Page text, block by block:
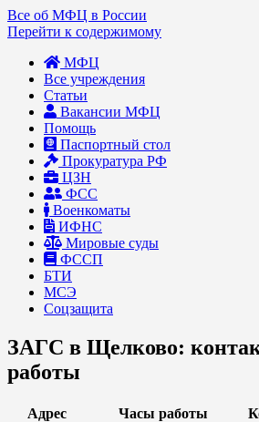
Все об МФЦ в России
Перейти к содержимому
МФЦ
Все учреждения
Статьи
Вакансии МФЦ
Помощь
Паспортный стол
Прокуратура РФ
ЦЗН
ФСС
Военкоматы
ИФНС
Мировые суды
ФССП
БТИ
МСЭ
Соцзащита
ЗАГС в Щелково:
работы
Адрес Часы работы